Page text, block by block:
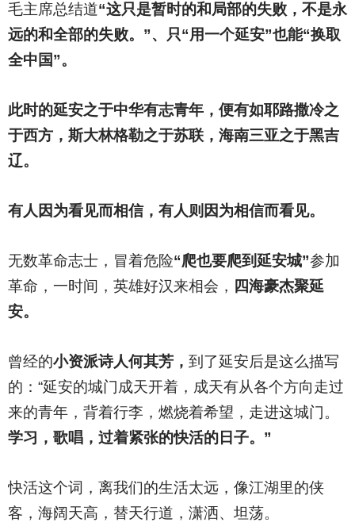
毛主席总结道“这只是暂时的和局部的失败，不是永
远的和全部的失败。”、只“用一个延安”也能“换取
全中国”。
此时的延安之于中华有志青年，便有如耶路撒冷之
于西方，斯大林格勒之于苏联，海南三亚之于黑吉
辽。
有人因为看见而相信，有人则因为相信而看见。
无数革命志士，冒着危险“爬也要爬到延安城”参加
革命，一时间，英雄好汉来相会， 四海豪杰聚延
安。
曾经的小资派诗人何其芳， 到了延安后是这么描写
的：“延安的城门成天开着，成天有从各个方向走过
来的青年，背着行李，燃烧着希望，走进这城门。
学习，歌唱，过着紧张的快活的日子。”
快活这个词，离我们的生活太远，像江湖里的侠
客，海阔天高，替天行道，潇洒、坦荡。